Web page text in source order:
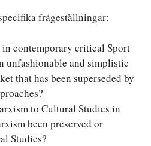
frågeställningar:
contemporary critical Sport
unfashionable and simplistic
that has been superseded by
to Cultural Studies in
been preserved or
Studies?